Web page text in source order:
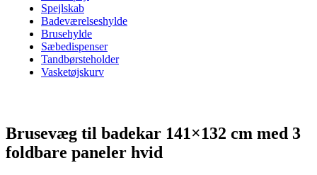
Spejlskab
Badeværelseshylde
Brusehylde
Sæbedispenser
Tandbørsteholder
Vasketøjskurv
Brusevæg til badekar 141×132 cm med 3
foldbare paneler hvid